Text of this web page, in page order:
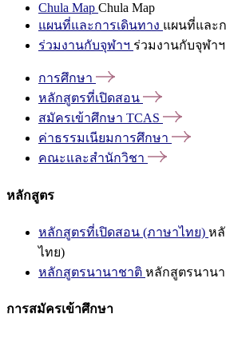
Chula Map Chula Map
แผนที่และการเดินทาง แผนที่และ
ร่วมงานกับจุฬาฯ ร่วมงานกับจุฬาฯ
การศึกษา
หลักสูตรที่เปิดสอน
สมัครเข้าศึกษา TCAS
ค่าธรรมเนียมการศึกษา
คณะและสำนักวิชา
หลักสูตร
หลักสูตรที่เปิดสอน (ภาษาไทย) ห
ไทย)
หลักสูตรนานาชาติ หลักสูตรนาน
การสมัครเข้าศึกษา